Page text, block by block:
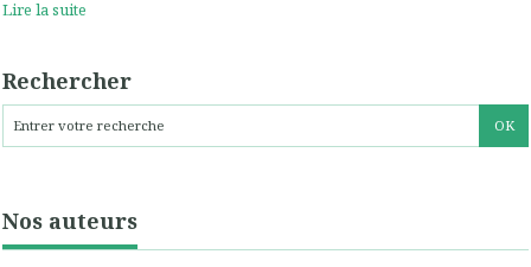
Lire la suite
Rechercher
Nos auteurs